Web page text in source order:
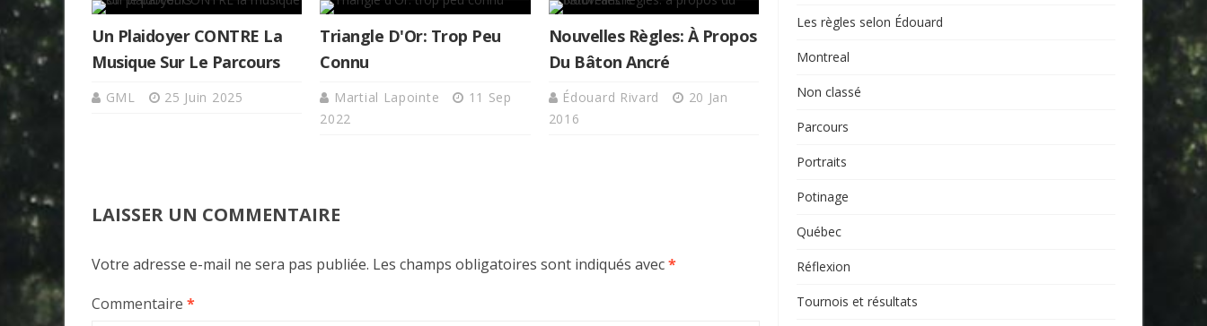
Un Plaidoyer CONTRE La
Musique Sur Le Parcours
GML 25 Juin 2025
Triangle D'Or: Trop Peu
Connu
Martial Lapointe
11 Sep
2022
Nouvelles Règles: À Propos
Du Bâton Ancré
Édouard Rivard
20 Jan
2016
LAISSER UN COMMENTAIRE
Votre adresse e-mail ne sera pas publiée. Les champs obligatoires sont indiqués avec*
Commentaire *
Les règles selon Édouard
Montreal
Non classé
Parcours
Portraits
Potinage
Québec
Réflexion
Tournois et résultats